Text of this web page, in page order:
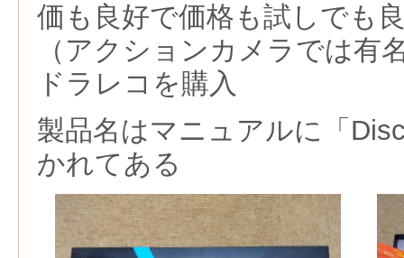
価も良好で価格も試しでも
（アクションカメラでは有
ドラレコを購入
製品名はマニュアルに「
かれてある